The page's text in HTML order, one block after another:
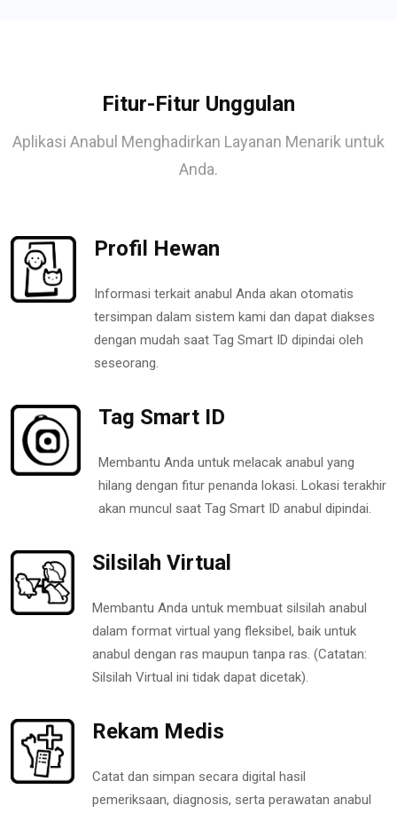
Fitur-Fitur Unggulan
Aplikasi Anabul Menghadirkan Layanan Menarik untuk
Anda.
Profil Hewan
Informasi terkait anabul Anda akan otomatis
tersimpan dalam sistem kami dan dapat diakses
dengan mudah saat Tag Smart ID dipindai oleh
seseorang.
Tag Smart ID
Membantu Anda untuk melacak anabul yang
hilang dengan fitur penanda lokasi. Lokasi terakhir
akan muncul saat Tag Smart ID anabul dipindai.
Silsilah Virtual
Membantu Anda untuk membuat silsilah anabul
dalam format virtual yang fleksibel, baik untuk
anabul dengan ras maupun tanpa ras. (Catatan:
Silsilah Virtual ini tidak dapat dicetak).
Rekam Medis
Catat dan simpan secara digital hasil
pemeriksaan, diagnosis, serta perawatan anabul